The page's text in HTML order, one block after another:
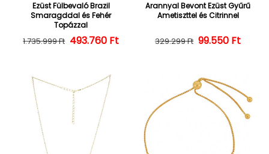
Ezüst Fülbevaló Brazil
Smaragddal és Fehér
Topázzal
Normál ár
1.735.999 Ft Kedvezményes ár
493.760 Ft
Arannyal Bevont Ezüst Gyűrű
Ametiszttel és Citrinnel
Normál ár
329.299 Ft 99.550 Ft